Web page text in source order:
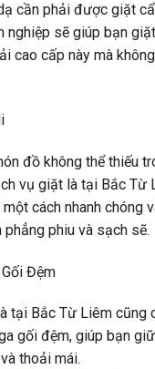
cần phải được giặt
nghiệp sẽ giúp bạn
cao cấp này mà
đồ không thể thiếu
vụ giặt là tại Bắc Từ
cách nhanh chóng
phiu và sạch sẽ.
Gối Đệm
tại Bắc Từ Liêm cũng
gối đệm, giúp bạn
thoải mái.